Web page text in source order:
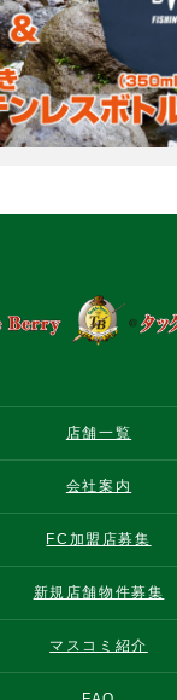
店舗一覧
会社案内
FC加盟店募集
新規店舗物件募集
マスコミ紹介